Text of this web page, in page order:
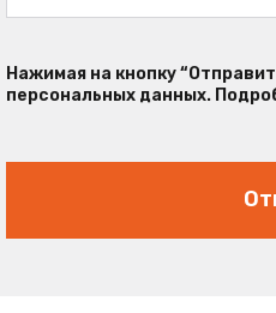
Нажимая на кнопку
персональных данных.